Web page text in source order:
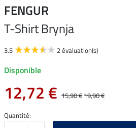
FENGUR
T-Shirt Brynja
3.5 2 évaluation(s)
Disponible
12,72 € 15,90 €19,90 €
Quantité: